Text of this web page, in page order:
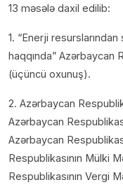
13 məsələ daxil edilib:
1. “Enerji
haqqında” Azərbaycan
(üçüncü oxunuş).
2. Azərbaycan
Azərbaycan
Azərbaycan
Respublikasının Mülki
Respublikasının Vergi